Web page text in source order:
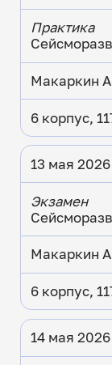
Практика
Макаркин
6 корпус,
13 мая 2026
Экзамен
Макаркин
6 корпус,
14 мая